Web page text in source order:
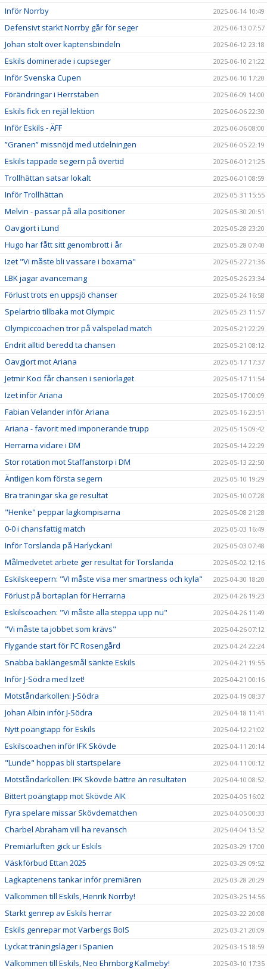
Inför Norrby 2025-06-14 10:49
Defensivt starkt Norrby går för seger 2025-06-13 07:57
Johan stolt över kaptensbindeln 2025-06-12 23:18
Eskils dominerade i cupseger 2025-06-10 21:22
Inför Svenska Cupen 2025-06-10 17:20
Förändringar i Herrstaben 2025-06-09 14:00
Eskils fick en rejäl lektion 2025-06-06 22:30
Inför Eskils - ÄFF 2025-06-06 08:00
”Granen” missnöjd med utdelningen 2025-06-05 22:19
Eskils tappade segern på övertid 2025-06-01 21:25
Trollhättan satsar lokalt 2025-06-01 08:59
Inför Trollhättan 2025-05-31 15:55
Melvin - passar på alla positioner 2025-05-30 20:51
Oavgjort i Lund 2025-05-28 23:20
Hugo har fått sitt genombrott i år 2025-05-28 07:40
Izet "Vi måste bli vassare i boxarna" 2025-05-27 21:36
LBK jagar avancemang 2025-05-26 23:34
Förlust trots en uppsjö chanser 2025-05-24 16:58
Spelartrio tillbaka mot Olympic 2025-05-23 11:57
Olympiccoachen tror på välspelad match 2025-05-21 22:29
Endrit alltid beredd ta chansen 2025-05-21 08:12
Oavgjort mot Ariana 2025-05-17 17:37
Jetmir Koci får chansen i seniorlaget 2025-05-17 11:54
Izet inför Ariana 2025-05-17 00:09
Fabian Velander inför Ariana 2025-05-16 23:51
Ariana - favorit med imponerande trupp 2025-05-15 09:42
Herrarna vidare i DM 2025-05-14 22:29
Stor rotation mot Staffanstorp i DM 2025-05-13 22:50
Äntligen kom första segern 2025-05-10 19:29
Bra träningar ska ge resultat 2025-05-10 07:28
"Henke" peppar lagkompisarna 2025-05-08 21:28
0-0 i chansfattig match 2025-05-03 16:49
Inför Torslanda på Harlyckan! 2025-05-03 07:48
Målmedvetet arbete ger resultat för Torslanda 2025-05-02 12:16
Eskilskeepern: "VI måste visa mer smartness och kyla" 2025-04-30 18:20
Förlust på bortaplan för Herrarna 2025-04-26 19:23
Eskilscoachen: "Vi måste alla steppa upp nu" 2025-04-26 11:49
"Vi måste ta jobbet som krävs" 2025-04-26 07:12
Flygande start för FC Rosengård 2025-04-24 22:24
Snabba baklängesmål sänkte Eskils 2025-04-21 19:55
Inför J-Södra med Izet! 2025-04-21 00:16
Motståndarkollen: J-Södra 2025-04-19 08:37
Johan Albin inför J-Södra 2025-04-18 11:41
Nytt poängtapp för Eskils 2025-04-12 21:02
Eskilscoachen inför IFK Skövde 2025-04-11 20:14
"Lunde" hoppas bli startspelare 2025-04-11 00:12
Motståndarkollen: IFK Skövde bättre än resultaten 2025-04-10 08:52
Bittert poängtapp mot Skövde AIK 2025-04-05 16:02
Fyra spelare missar Skövdematchen 2025-04-05 00:33
Charbel Abraham vill ha revansch 2025-04-04 13:52
Premiärluften gick ur Eskils 2025-03-29 17:00
Väskförbud Ettan 2025 2025-03-29 09:52
Lagkaptenens tankar inför premiären 2025-03-28 20:29
Välkommen till Eskils, Henrik Norrby! 2025-03-25 14:56
Starkt genrep av Eskils herrar 2025-03-22 20:08
Eskils genrepar mot Varbergs BoIS 2025-03-21 20:09
Lyckat träningsläger i Spanien 2025-03-15 18:59
Välkommen till Eskils, Neo Ehrnborg Kallmeby! 2025-03-10 17:35